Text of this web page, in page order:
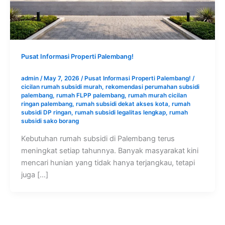
Pusat Informasi Properti Palembang!
admin / May 7, 2026 / Pusat Informasi Properti Palembang! /
cicilan rumah subsidi murah, rekomendasi perumahan subsidi
palembang, rumah FLPP palembang, rumah murah cicilan
ringan palembang, rumah subsidi dekat akses kota, rumah
subsidi DP ringan, rumah subsidi legalitas lengkap, rumah
subsidi sako borang
Kebutuhan rumah subsidi di Palembang terus
meningkat setiap tahunnya. Banyak masyarakat kini
mencari hunian yang tidak hanya terjangkau, tetapi
juga […]